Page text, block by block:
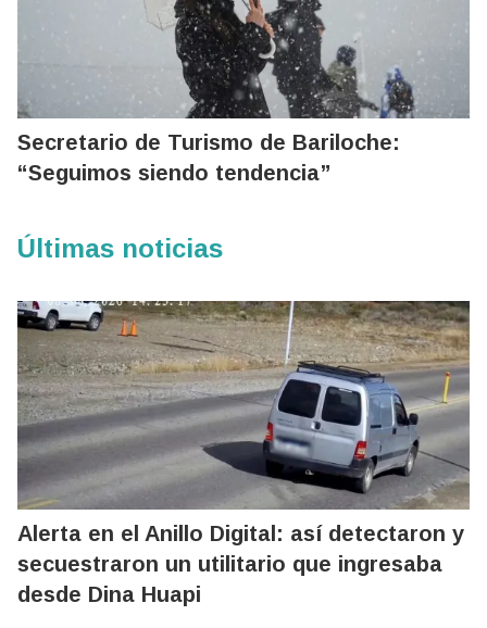
Secretario de Turismo de Bariloche:
“Seguimos siendo tendencia”
Últimas noticias
Alerta en el Anillo Digital: así detectaron y
secuestraron un utilitario que ingresaba
desde Dina Huapi